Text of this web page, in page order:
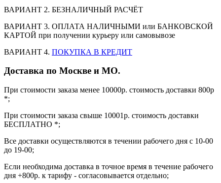
ВАРИАНТ 2. БЕЗНАЛИЧНЫЙ РАСЧЁТ
ВАРИАНТ 3. ОПЛАТА НАЛИЧНЫМИ или БАНКОВСКОЙ
КАРТОЙ при получении курьеру или самовывозе
ВАРИАНТ 4. ПОКУПКА В КРЕДИТ
Доставка по Москве и МО.
При стоимости заказа менее 10000р. стоимость доставки 800р
*;
При стоимости заказа свыше 10001р. стоимость доставки
БЕСПЛАТНО *;
Все доставки осуществляются в течении рабочего дня с 10-00
до 19-00;
Если необходима доставка в точное время в течение рабочего
дня +800р. к тарифу - согласовывается отдельно;